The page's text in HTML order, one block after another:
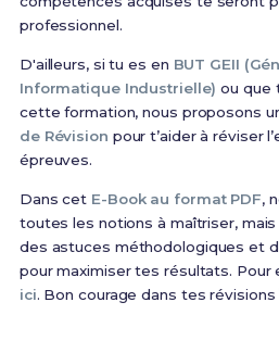
professionnel.
D'ailleurs, si tu es en BUT GEII
Informatique Industrielle) ou que
cette formation, nous proposons
de Révision pour t’aider à réviser
épreuves.
Dans cet E-Book au format PDF,
toutes les notions à maîtriser,
des astuces méthodologiques et
pour maximiser tes résultats. Pour
ici. Bon courage dans tes révisions